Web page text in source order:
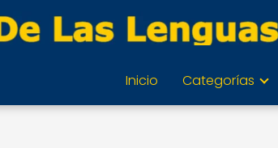
Inicio Categorías